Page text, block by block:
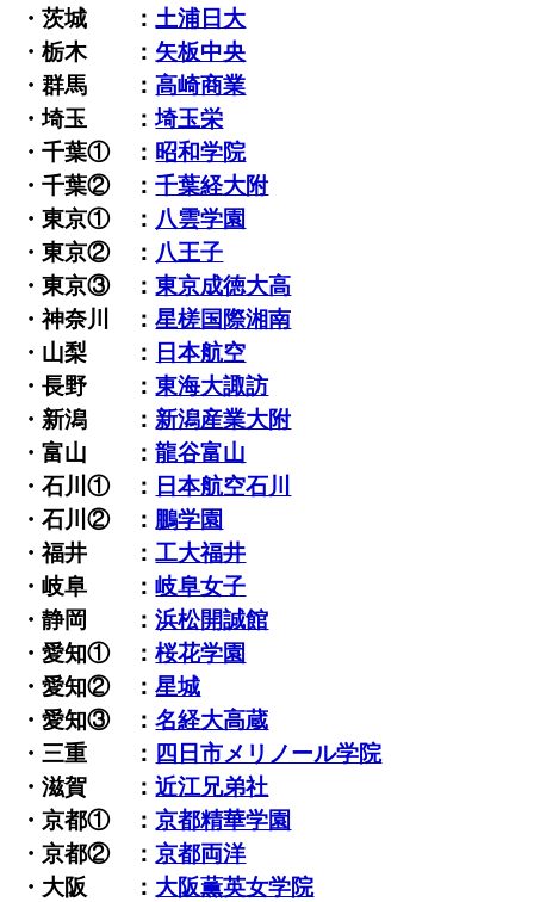
・茨城 ： 土浦日大
・栃木 ： 矢板中央
・群馬 ：高崎商業
・埼玉 ：埼玉栄
・千葉① ： 昭和学院
・千葉② ：千葉経大附
・東京① ： 八雲学園
・東京② ： 八王子
・東京③ ：東京成徳大高
・神奈川 ：星槎国際湘南
・山梨 ： 日本航空
・長野 ：東海大諏訪
・新潟 ： 新潟産業大附
・富山 ：龍谷富山
・石川① ： 日本航空石川
・石川② ： 鵬学園
・福井 ：工大福井
・岐阜 ：岐阜女子
・静岡 ：浜松開誠館
・愛知① ：桜花学園
・愛知② ：星城
・愛知③ ：名経大高蔵
・三重 ： 四日市メリノール学院
・滋賀 ：近江兄弟社
・京都① ：京都精華学園
・京都② ：京都両洋
・大阪 ： 大阪薫英女学院